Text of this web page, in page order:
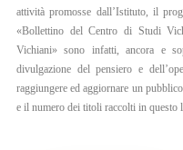
PAGINA INSTAGRAM ISPF
CANALE YOUTUBE ISPF
IT
attività promosse dall’Istituto, il
«Bollettino del Centro di Studi
Vichiani» sono infatti, ancora e
divulgazione del pensiero e
raggiungere ed aggiornare un
e il numero dei titoli raccolti in questo